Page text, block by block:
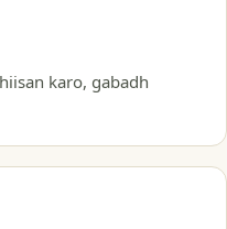
karo, gabadh